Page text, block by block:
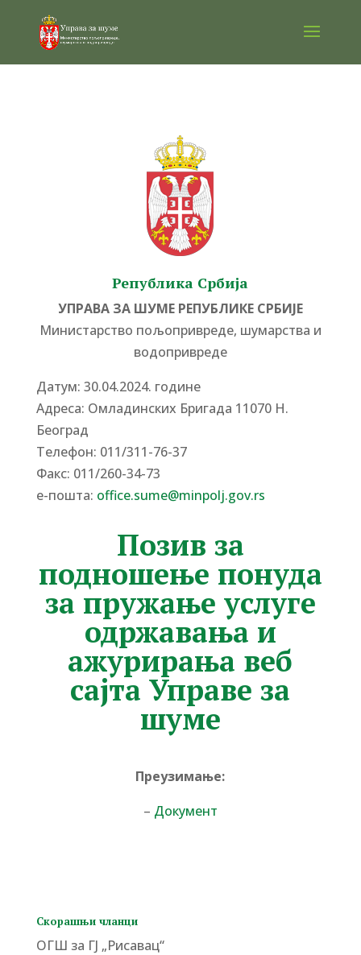
Република Србија
УПРАВА ЗА ШУМЕ РЕПУБЛИКЕ СРБИЈЕ
Министарство пољопривреде, шумарства и
водопривреде
Датум: 30.04.2024. године
Адреса: Омладинских Бригада 11070 Н.
Београд
Tелефон: 011/311-76-37
Факс: 011/260-34-73
е-пошта: office.sume@minpolj.gov.rs
Позив за
подношење понуда
за пружање услуге
одржавања и
ажурирања веб
сајта Управе за
шуме
Преузимање:
– Документ
Скорашњи чланци
ОГШ за ГЈ „Рисавац“